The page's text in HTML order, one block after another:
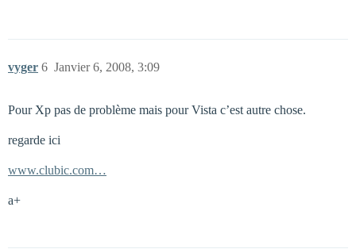
vyger Janvier 6, 2008, 3:09
6
Pour Xp pas de problème mais pour Vista c’est autre chose.
regarde ici
www.clubic.com…
a+